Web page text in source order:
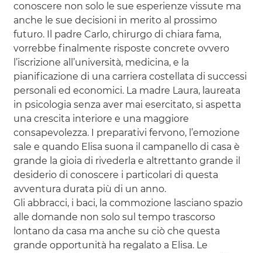
conoscere non solo le sue esperienze vissute ma
anche le sue decisioni in merito al prossimo
futuro. Il padre Carlo, chirurgo di chiara fama,
vorrebbe finalmente risposte concrete ovvero
l’iscrizione all’università, medicina, e la
pianificazione di una carriera costellata di successi
personali ed economici. La madre Laura, laureata
in psicologia senza aver mai esercitato, si aspetta
una crescita interiore e una maggiore
consapevolezza. I preparativi fervono, l’emozione
sale e quando Elisa suona il campanello di casa è
grande la gioia di rivederla e altrettanto grande il
desiderio di conoscere i particolari di questa
avventura durata più di un anno.
Gli abbracci, i baci, la commozione lasciano spazio
alle domande non solo sul tempo trascorso
lontano da casa ma anche su ciò che questa
grande opportunità ha regalato a Elisa. Le